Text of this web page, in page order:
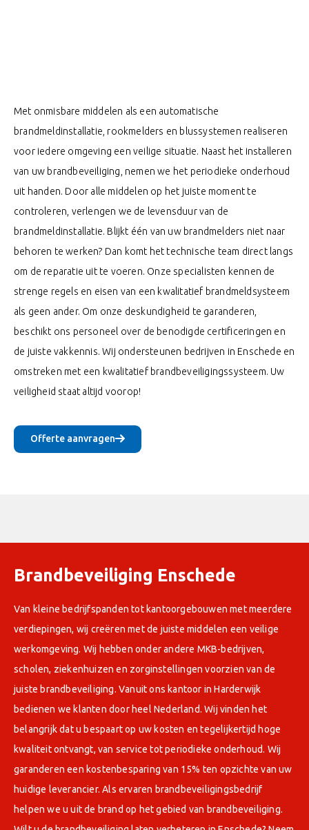
Met onmisbare middelen als een automatische
brandmeldinstallatie, rookmelders en blussystemen realiseren
voor iedere omgeving een veilige situatie. Naast het installeren
van uw brandbeveiliging, nemen we het periodieke onderhoud
uit handen. Door alle middelen op het juiste moment te
controleren, verlengen we de levensduur van de
brandmeldinstallatie. Blijkt één van uw brandmelders niet naar
behoren te werken? Dan komt het technische team direct langs
om de reparatie uit te voeren. Onze specialisten kennen de
strenge regels en eisen van een kwalitatief brandmeldsysteem
als geen ander. Om onze deskundigheid te garanderen,
beschikt ons personeel over de benodigde certificeringen en
de juiste vakkennis. Wij ondersteunen bedrijven in Enschede en
omstreken met een kwalitatief brandbeveiligingssysteem. Uw
veiligheid staat altijd voorop!
Offerte aanvragen
Brandbeveiliging Enschede
Van kleine bedrijfspanden tot kantoorgebouwen met meerdere
verdiepingen, wij creëren met de juiste middelen een veilige
werkomgeving. Wij hebben onder andere MKB-bedrijven,
scholen, ziekenhuizen en zorginstellingen voorzien van de
juiste brandbeveiliging. Vanuit ons kantoor in Harderwijk
bedienen we klanten door heel Nederland. Wij vinden het
belangrijk dat u bespaart op uw kosten en tegelijkertijd hoge
kwaliteit ontvangt, van service tot periodieke onderhoud. Wij
garanderen een kostenbesparing van 15% ten opzichte van uw
huidige leverancier. Als ervaren brandbeveiligingsbedrijf
helpen we u uit de brand op het gebied van brandbeveiliging.